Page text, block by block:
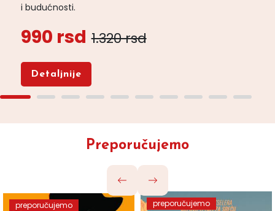
i budućnosti.
990 rsd 1.320 rsd
Detaljnije
Preporučujemo
preporučujemo preporučujemo